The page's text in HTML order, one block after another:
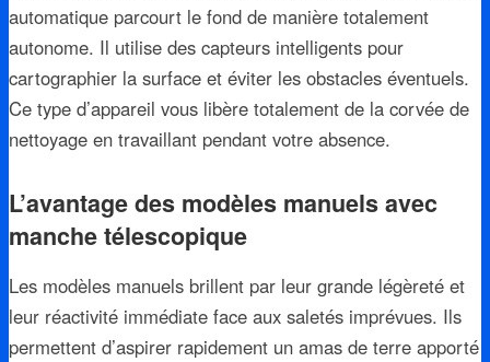
automatique parcourt le fond de manière totalement
autonome. Il utilise des capteurs intelligents pour
cartographier la surface et éviter les obstacles éventuels.
Ce type d’appareil vous libère totalement de la corvée de
nettoyage en travaillant pendant votre absence.
L’avantage des modèles manuels avec
manche télescopique
Les modèles manuels brillent par leur grande légèreté et
leur réactivité immédiate face aux saletés imprévues. Ils
permettent d’aspirer rapidement un amas de terre apporté